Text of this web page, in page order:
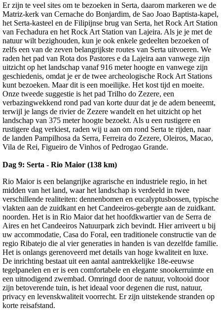
Er zijn te veel sites om te bezoeken in Serta, daarom markeren we de
Matriz-kerk van Cernache do Bonjardim, de Sao Joao Baptista-kapel,
het Serta-kasteel en de Filipijnse brug van Serta, het Rock Art Station
van Fechadura en het Rock Art Station van Lajeira. Als je je met de
natuur wilt bezighouden, kun je ook enkele gedeelten bezoeken of
zelfs een van de zeven belangrijkste routes van Serta uitvoeren. We
raden het pad van Rota dos Pastores e da Lajeira aan vanwege zijn
uitzicht op het landschap vanaf 916 meter hoogte en vanwege zijn
geschiedenis, omdat je er de twee archeologische Rock Art Stations
kunt bezoeken. Maar dit is een moeilijke. Het kost tijd en moeite.
Onze tweede suggestie is het pad Trilho do Zezere, een
verbazingwekkend rond pad van korte duur dat je de adem beneemt,
terwijl je langs de rivier de Zezere wandelt en het uitzicht op het
landschap van 375 meter hoogte bezoekt. Als u een rustigere en
rustigere dag verkiest, raden wij u aan om rond Serta te rijden, naar
de landen Pampilhosa da Serra, Ferreira do Zezere, Oleiros, Macao,
Vila de Rei, Figueiro de Vinhos of Pedrogao Grande.
Dag 9: Serta - Rio Maior (138 km)
Rio Maior is een belangrijke agrarische en industriele regio, in het
midden van het land, waar het landschap is verdeeld in twee
verschillende realiteiten: dennenbomen en eucalyptusbossen, typische
vlakten aan de zuidkant en het Candeeiros-gebergte aan de zuidkant.
noorden. Het is in Rio Maior dat het hoofdkwartier van de Serra de
Aires en het Candeeiros Natuurpark zich bevindt. Hier arriveert u bij
uw accommodatie, Casa do Foral, een traditionele constructie van de
regio Ribatejo die al vier generaties in handen is van dezelfde familie.
Het is onlangs gerenoveerd met details van hoge kwaliteit en luxe.
De inrichting bestaat uit een aantal aantrekkelijke 18e-eeuwse
tegelpanelen en er is een comfortabele en elegante snookerruimte en
een uitnodigend zwembad. Omringd door de natuur, voltooid door
zijn betoverende tuin, is het ideaal voor degenen die rust, natuur,
privacy en levenskwaliteit voorrecht. Er zijn uitstekende stranden op
korte reisafstand.